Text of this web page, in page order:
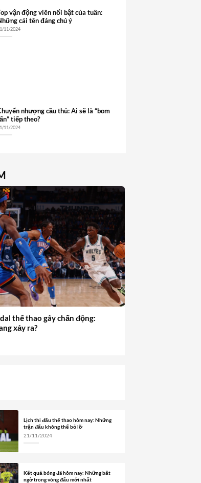
vận động viên nổi bật của tuần:
cái tên đáng chú ý
11/2024
nhượng cầu thủ: Ai sẽ là “bom
tiếp theo?
11/2024
thể thao gây chấn động:
xảy ra?
Lịch thi đấu thể thao hôm nay: Những
trận đấu không thể bỏ lỡ
21/11/2024
Kết quả bóng đá hôm nay: Những bất
ngờ trong vòng đấu mới nhất